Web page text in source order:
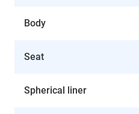
Body
Seat
Spherical liner